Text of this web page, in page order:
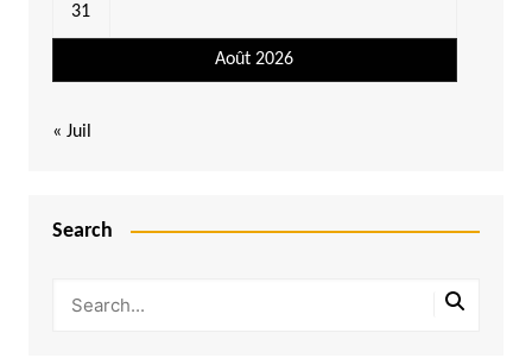
Août 2026
31
« Juil
Search